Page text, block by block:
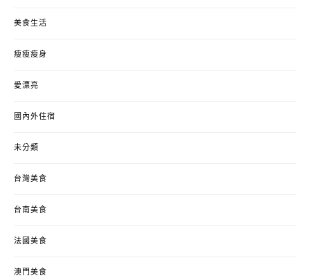
美食生活
瘦瘦瘦身
愛漂亮
國內外住宿
未分類
台灣美食
台南美食
法國美食
澳門美食